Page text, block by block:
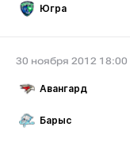
Югра
30 ноября 2012 18:00
Авангард
Барыс